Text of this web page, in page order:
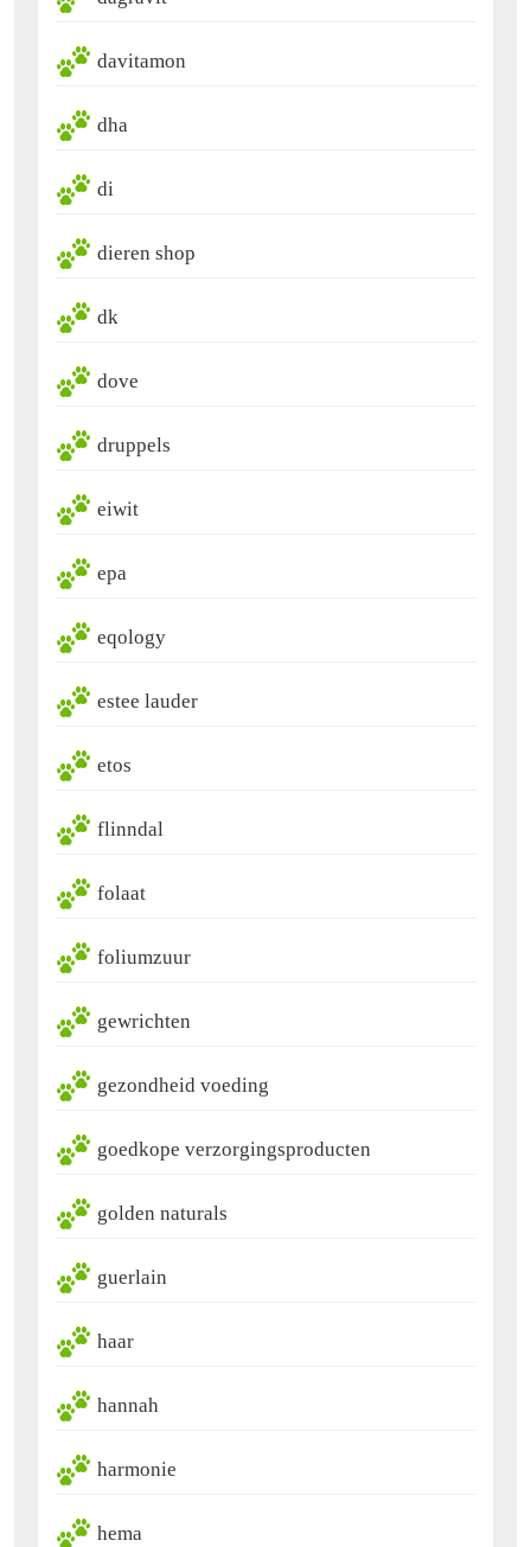
davitamon
dha
di
dieren shop
dk
dove
druppels
eiwit
epa
eqology
estee lauder
etos
flinndal
folaat
foliumzuur
gewrichten
gezondheid voeding
goedkope verzorgingsproducten
golden naturals
guerlain
haar
hannah
harmonie
hema